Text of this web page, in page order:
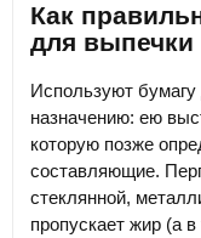
Как
для выпечки
Используют
назначению: ею
которую позже
составляющие.
стеклянной,
пропускает жир (а